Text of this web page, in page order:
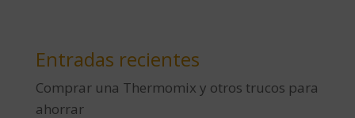
Entradas recientes
Comprar una Thermomix y otros trucos para
ahorrar